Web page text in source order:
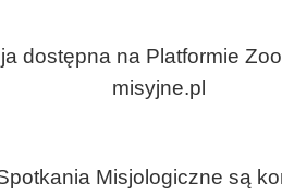
dostępna na Platformie
misyjne.pl
Misjologiczne są